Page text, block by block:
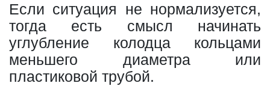
Если ситуация не нормализуется,
тогда есть смысл начинать
углубление колодца кольцами
меньшего диаметра или
пластиковой трубой.